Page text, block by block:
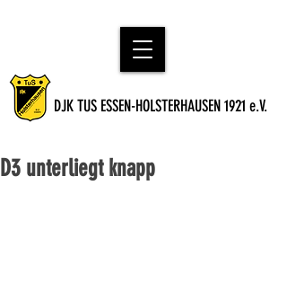
DJK TUS ESSEN-HOLSTERHAUSEN 1921 e.V.
D3 unterliegt knapp